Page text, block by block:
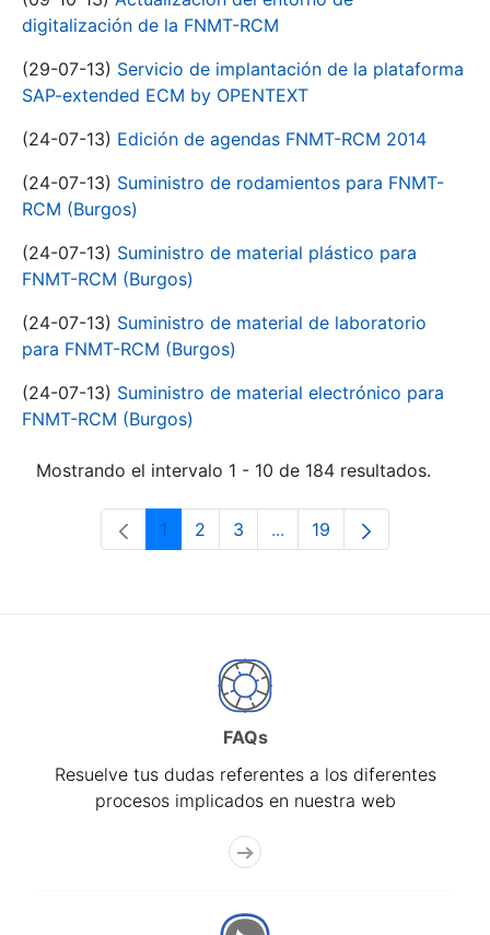
digitalización de la FNMT-RCM
(29-07-13) Servicio de implantación de la plataforma
SAP-extended ECM by OPENTEXT
(24-07-13) Edición de agendas FNMT-RCM 2014
(24-07-13) Suministro de rodamientos para FNMT-
RCM (Burgos)
(24-07-13) Suministro de material plástico para
FNMT-RCM (Burgos)
(24-07-13) Suministro de material de laboratorio
para FNMT-RCM (Burgos)
(24-07-13) Suministro de material electrónico para
FNMT-RCM (Burgos)
Mostrando el intervalo 1 - 10 de 184 resultados.
Página
1 Página
2 Página
3 ...Páginas intermedias Use
Página
19
FAQs
Resuelve tus dudas referentes a los diferentes
procesos implicados en nuestra web